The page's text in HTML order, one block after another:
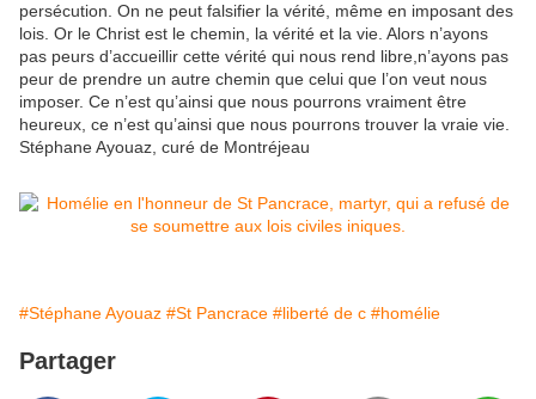
persécution. On ne peut falsifier la vérité, même en imposant des
lois. Or le Christ est le chemin, la vérité et la vie. Alors n’ayons
pas peurs d’accueillir cette vérité qui nous rend libre,n’ayons pas
peur de prendre un autre chemin que celui que l’on veut nous
imposer. Ce n’est qu’ainsi que nous pourrons vraiment être
heureux, ce n’est qu’ainsi que nous pourrons trouver la vraie vie.
Stéphane Ayouaz, curé de Montréjeau
#Stéphane Ayouaz #St Pancrace #liberté de c #homélie
Partager